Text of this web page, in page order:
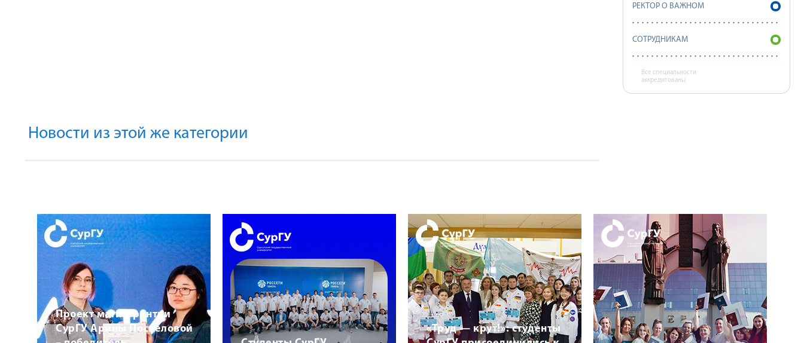
РЕКТОР О ВАЖНОМ
СОТРУДНИКАМ
Все специальности
аккредитованы
Новости из этой же категории
Проект магистрантки
СурГУ Арины Поспеловой
«Труд — крут!»: студенты